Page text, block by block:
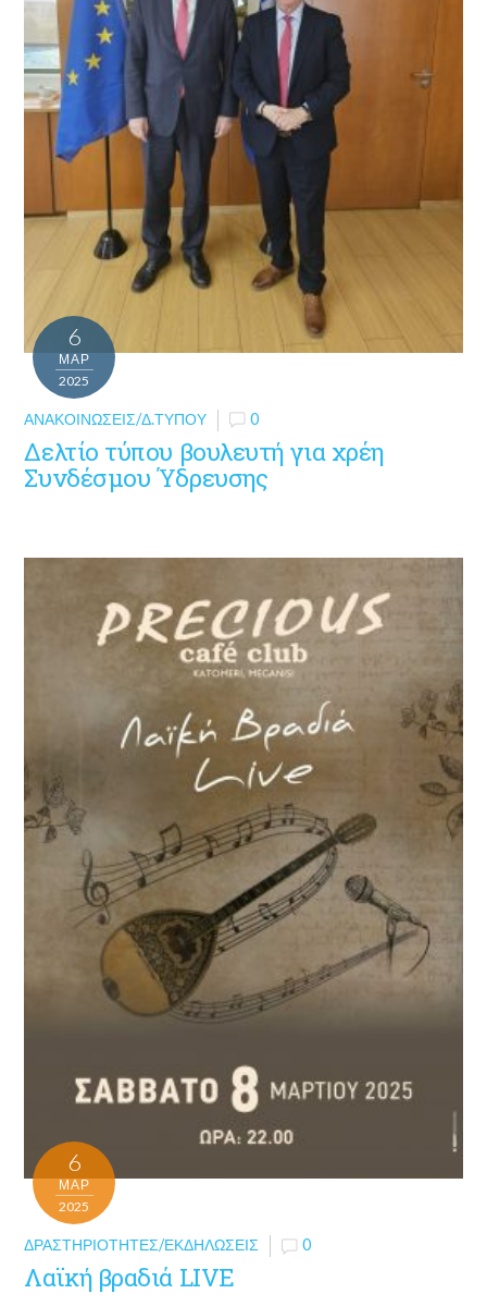
6
ΜΑΡ
2025
ΑΝΑΚΟΙΝΏΣΕΙΣ/Δ.ΤΎΠΟΥ 0
Δελτίο τύπου βουλευτή για χρέη
Συνδέσμου Ύδρευσης
6
ΜΑΡ
2025
ΔΡΑΣΤΗΡΙΌΤΗΤΕΣ/ΕΚΔΗΛΏΣΕΙΣ 0
Λαϊκή βραδιά LIVE